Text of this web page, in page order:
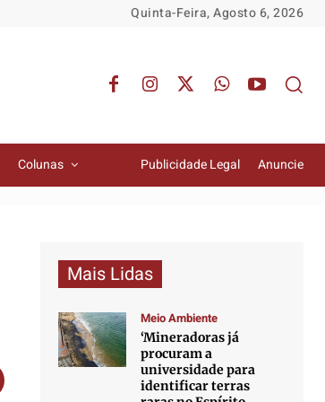
Quinta-Feira, Agosto 6, 2026
Colunas Publicidade Legal Anuncie
Mais Lidas
Meio Ambiente
‘Mineradoras já
procuram a
universidade para
identificar terras